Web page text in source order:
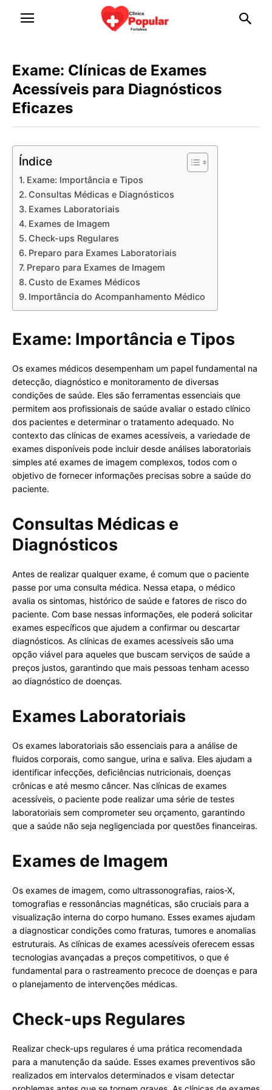
Exame: Clínicas de Exames
Acessíveis para Diagnósticos
Eficazes
Índice
Exame: Importância e Tipos
Consultas Médicas e Diagnósticos
Exames Laboratoriais
Exames de Imagem
Check-ups Regulares
Preparo para Exames Laboratoriais
Preparo para Exames de Imagem
Custo de Exames Médicos
Importância do Acompanhamento Médico
Exame: Importância e Tipos
Os exames médicos desempenham um papel fundamental na
detecção, diagnóstico e monitoramento de diversas
condições de saúde. Eles são ferramentas essenciais que
permitem aos profissionais de saúde avaliar o estado clínico
dos pacientes e determinar o tratamento adequado. No
contexto das clínicas de exames acessíveis, a variedade de
exames disponíveis pode incluir desde análises laboratoriais
simples até exames de imagem complexos, todos com o
objetivo de fornecer informações precisas sobre a saúde do
paciente.
Consultas Médicas e
Diagnósticos
Antes de realizar qualquer exame, é comum que o paciente
passe por uma consulta médica. Nessa etapa, o médico
avalia os sintomas, histórico de saúde e fatores de risco do
paciente. Com base nessas informações, ele poderá solicitar
exames específicos que ajudem a confirmar ou descartar
diagnósticos. As clínicas de exames acessíveis são uma
opção viável para aqueles que buscam serviços de saúde a
preços justos, garantindo que mais pessoas tenham acesso
ao diagnóstico de doenças.
Exames Laboratoriais
Os exames laboratoriais são essenciais para a análise de
fluidos corporais, como sangue, urina e saliva. Eles ajudam a
identificar infecções, deficiências nutricionais, doenças
crônicas e até mesmo câncer. Nas clínicas de exames
acessíveis, o paciente pode realizar uma série de testes
laboratoriais sem comprometer seu orçamento, garantindo
que a saúde não seja negligenciada por questões financeiras.
Exames de Imagem
Os exames de imagem, como ultrassonografias, raios-X,
tomografias e ressonâncias magnéticas, são cruciais para a
visualização interna do corpo humano. Esses exames ajudam
a diagnosticar condições como fraturas, tumores e anomalias
estruturais. As clínicas de exames acessíveis oferecem essas
tecnologias avançadas a preços competitivos, o que é
fundamental para o rastreamento precoce de doenças e para
o planejamento de intervenções médicas.
Check-ups Regulares
Realizar check-ups regulares é uma prática recomendada
para a manutenção da saúde. Esses exames preventivos são
realizados em intervalos determinados e visam detectar